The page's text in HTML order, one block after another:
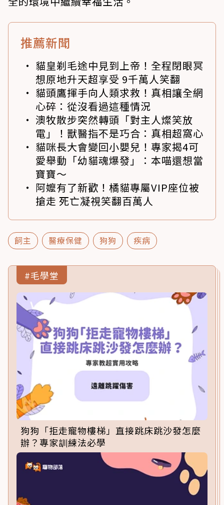
推薦新聞
貓皇剃毛途中見到上帝！全程閉眼冥
想原地升天超享受 9千萬人笑翻
貓頭鷹揮手向人類求救！真相讓全網
心碎：從沒看過這種情況
澳牧散步突然轉頭「對主人燦笑放
電」！獸醫指不是巧合：真相超窩心
貓咪長大會變回小嬰兒！專家揭4可
愛舉動「幼貓魂爆發」：本喵還想當
寶寶～
阿嬤有了新歡！橘貓專屬VIP座位被
搶走 死亡凝視笑翻百萬人
飼主 醫療保健 狗狗 疾病
#毛學堂
狗狗「拒走寵物樓梯」直接跳床跳沙發怎麼
辦？專家訓練法必學